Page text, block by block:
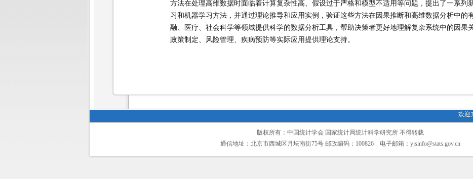
方法在处理高维数据时面临着计算复杂性高、假设过于严格和模型不适用等问题 ，提出了一系列
习和机器学习方法，并通过理论推导和应用实例，验证这些方法在因果推断和高维数据分析中的有
融、医疗、社会科学等领域提供科学的数据分析工具，帮助决策者更好地理解复杂系统中的因果
政策制定、风险管理、疾病预防等实际应用提供理论支持。
欢迎
版权所有：中国统计学会 国家统计局统计科学研究所 不得转载
通信地址：北京市西城区月坛南街75号 邮政编码：100826 电子邮箱： yjsinfo@stats.gov.cn